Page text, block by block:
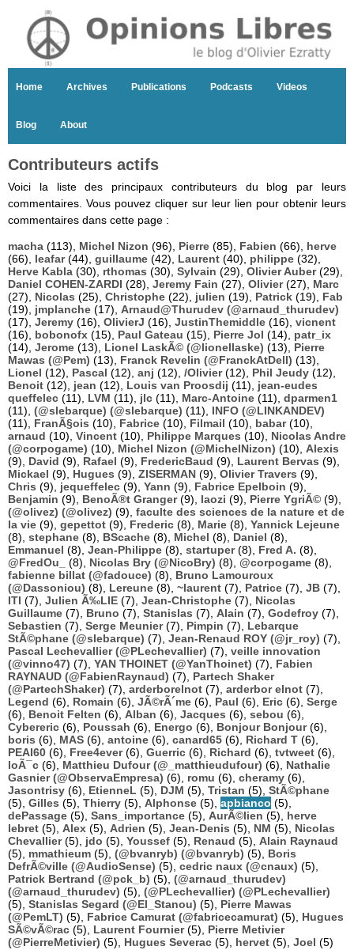
Home Archives Publications Podcasts Videos
Blog About
Contributeurs actifs
Voici la liste des principaux contributeurs du blog par leurs
commentaires. Vous pouvez cliquer sur leur lien pour obtenir leurs
commentaires dans cette page :
macha (113), Michel Nizon (96), Pierre (85), Fabien (66), herve
(66), leafar(44), guillaume (42), Laurent (40), philippe (32),
Herve Kabla (30), rthomas (30), Sylvain (29), Olivier Auber(29),
Daniel COHEN-ZARDI (28), Jeremy Fain (27), Olivier(27), Marc
(27), Nicolas (25), Christophe (22), julien (19), Patrick (19), Fab
(19), jmplanche (17), Arnaud@Thurudev (@arnaud_thurudev)
(17), Jeremy (16), OlivierJ (16), JustinThemiddle (16), vicnent
(16), bobonofx (15), Paul Gateau (15), Pierre Jol (14), patr_ix
(14), Jerome (13), Lionel LaskÃ© (@lionellaske) (13), Pierre
Mawas (@Pem) (13), Franck Revelin (@FranckAtDell) (13),
Lionel (12), Pascal (12), anj (12), /Olivier(12), Phil Jeudy (12),
Benoit (12), jean (12), Louis van Proosdij (11), jean-eudes
queffelec (11), LVM (11), jlc (11), Marc-Antoine (11), dparmen1
(11), (@slebarque) (@slebarque) (11), INFO (@LINKANDEV)
(11), FranÃ§ois (10), Fabrice (10), Filmail (10), babar(10),
arnaud (10), Vincent (10), Philippe Marques (10), Nicolas Andre
(@corpogame) (10), Michel Nizon (@MichelNizon) (10), Alexis
(9), David (9), Rafael (9), FredericBaud (9), Laurent Bervas (9),
Mickael (9), Hugues (9), ZISERMAN (9), Olivier Travers (9),
Chris (9), jequeffelec (9), Yann (9), Fabrice Epelboin (9),
Benjamin (9), BenoÃ®t Granger(9), laozi (9), Pierre YgriÃ© (9),
(@olivez) (@olivez) (9), faculte des sciences de la nature et de
la vie (9), gepettot (9), Frederic (8), Marie (8), Yannick Lejeune
(8), stephane (8), BScache (8), Michel (8), Daniel (8),
Emmanuel (8), Jean-Philippe (8), startuper(8), Fred A. (8),
@FredOu_
(8), Nicolas Bry (@NicoBry) (8), @corpogame (8),
fabienne billat (@fadouce) (8), Bruno Lamouroux
(@Dassoniou) (8), Lereune (8), ~laurent (7), Patrice (7), JB (7),
ITI (7), Julien Ã‰LIE (7), Jean-Christophe (7), Nicolas
Guillaume (7), Bruno (7), Stanislas (7), Alain (7), Godefroy (7),
Sebastien (7), Serge Meunier(7), Pimpin (7), Lebarque
StÃ©phane (@slebarque) (7), Jean-Renaud ROY (@jr_roy) (7),
Pascal Lechevallier (@PLechevallier) (7), veille innovation
(@vinno47) (7), YAN THOINET (@YanThoinet) (7), Fabien
RAYNAUD (@FabienRaynaud) (7), Partech Shaker
(@PartechShaker) (7), arderborelnot (7), arderbor elnot (7),
Legend (6), Romain (6), JÃ©rÃ´me (6), Paul (6), Eric (6), Serge
(6), Benoit Felten (6), Alban (6), Jacques (6), sebou (6),
Cybereric (6), Poussah (6), Energo (6), Bonjour Bonjour(6),
boris (6), MAS (6), antoine (6), canard65 (6), Richard T (6),
PEAI60 (6), Free4ever(6), Guerric (6), Richard (6), tvtweet (6),
loÃ¯c (6), Matthieu Dufour (@_matthieudufour) (6), Nathalie
Gasnier (@ObservaEmpresa) (6), romu (6), cheramy (6),
Jasontrisy (6), EtienneL (5), DJM (5), Tristan (5), StÃ©phane
(5), Gilles (5), Thierry (5), Alphonse (5), apbianco (5),
dePassage (5), Sans_importance (5), AurÃ©lien (5), herve
lebret (5), Alex (5), Adrien (5), Jean-Denis (5), NM (5), Nicolas
Chevallier(5), jdo (5), Youssef (5), Renaud (5), Alain Raynaud
(5), mmathieum (5), (@bvanryb) (@bvanryb) (5), Boris
DefrÃ©ville (@AudioSense) (5), cedric naux (@cnaux) (5),
Patrick Bertrand (@pck_b) (5), (@arnaud_thurudev)
(@arnaud_thurudev) (5), (@PLechevallier) (@PLechevallier)
(5), Stanislas Segard (@El_Stanou) (5), Pierre Mawas
(@PemLT) (5), Fabrice Camurat (@fabricecamurat) (5), Hugues
SÃ©vÃ©rac (5), Laurent Fournier(5), Pierre Metivier
(@PierreMetivier) (5), Hugues Severac (5), hervet (5), Joel (5)